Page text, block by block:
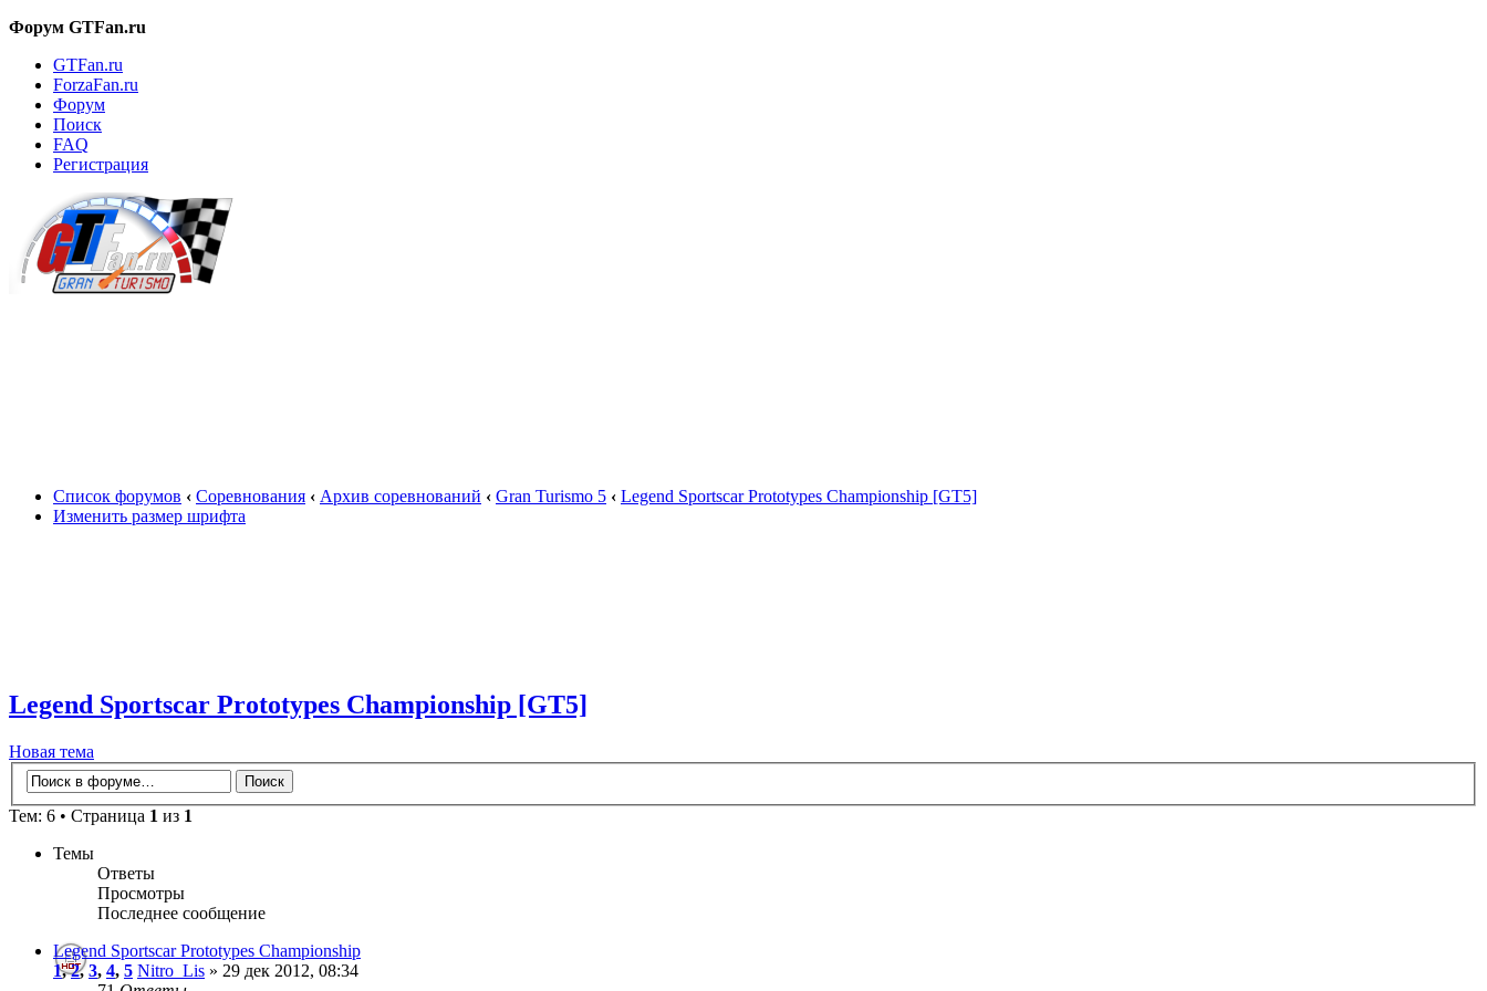
Форум GTFan.ru
GTFan.ru
ForzaFan.ru
Форум
Поиск
FAQ
Регистрация
Список форумов ‹ Соревнования ‹ Архив соревнований ‹ Gran Turismo 5 ‹ Legend Sportscar Prototypes Championship [GT5]
Изменить размер шрифта
Legend Sportscar Prototypes Championship [GT5]
Новая тема
Тем: 6 • Страница 1 из 1
Темы
Ответы
Просмотры
Последнее сообщение
Legend Sportscar Prototypes Championship
1,2,3, 4, 5 Nitro_Lis » 29 дек 2012, 08:34